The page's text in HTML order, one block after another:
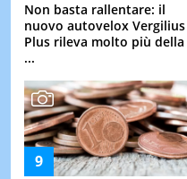
Non basta rallentare: il
nuovo autovelox Vergilius
Plus rileva molto più della
...